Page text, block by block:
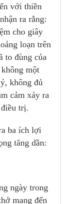
với thiền
ra rằng:
cho giây
loạn trên
to đùng của
một
không đủ
cảm xảy ra
trị.
ba ích lợi
tăng dần:
ngày trong
mang đến